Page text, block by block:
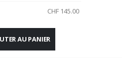
CHF 145.00
AU PANIER